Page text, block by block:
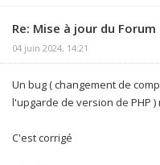
Re: Mise à jour du Forum
04 juin 2024, 14:21
Un bug ( changement de
l'upgarde de version de PHP
C'est corrigé